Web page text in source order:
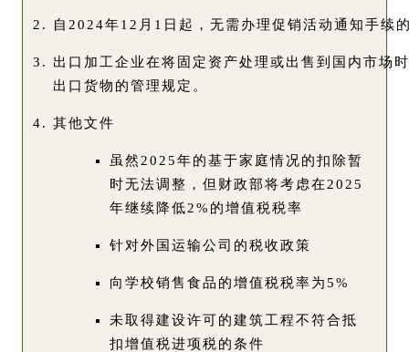
自2024年12月1日起，无需办理促销活动通知手续
出口加工企业在将固定资产处理或出售到国内市场
出口货物的管理规定 。
其他文件
虽然2025年的基于家庭情况的扣除暂
时无法调整，但财政部将考虑在2025
年继续降低2%的增值税税率
针对外国运输公司的税收政策
向学校销售食品的增值税税率为5%
未取得建设许可的建筑工程不符合抵
扣增值税进项税的条件